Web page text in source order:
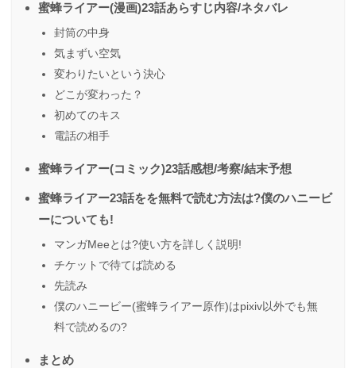
蜜蜂ライアー(漫画)23話あらすじ内容/ネタバレ
封筒の中身
気まずい空気
変わりたいという決心
どこが変わった？
初めてのキス
電話の相手
蜜蜂ライアー(コミック)23話感想/考察/結末予想
蜜蜂ライアー23話をを無料で読む方法は?僕のハニービ
ーについても!
マンガMeeとは?使い方を詳しく説明!
チケットで待てば読める
先読み
僕のハニービー(蜜蜂ライアー原作)はpixiv以外でも無
料で読めるの?
まとめ